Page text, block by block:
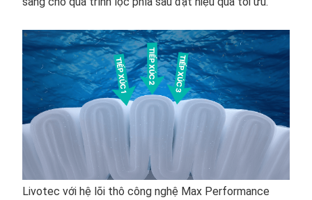
Livotec với hệ lõi thô công nghệ Max Performance